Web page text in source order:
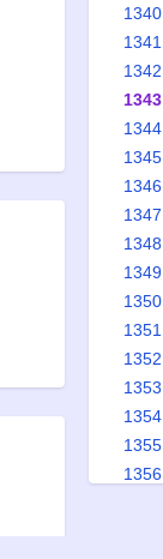
1340
1341
1342
1343
1344
1345
1346
1347
1348
1349
1350
1351
1352
1353
1354
1355
1356